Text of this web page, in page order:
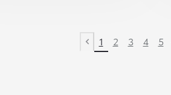
Previous page
1 2 3 4 5